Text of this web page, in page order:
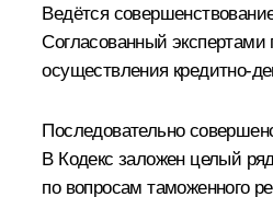
Ведётся
Согласованный
осуществления кредитно-
Последовательно
В Кодекс заложен целый
по вопросам таможенного